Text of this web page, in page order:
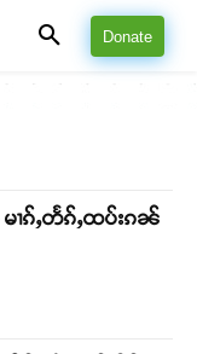
Donate
ၢၵ်ႇတႅၵ်ႇထပ်းၵၼ်